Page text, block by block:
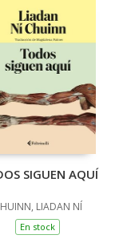
SIGUEN AQUÍ
LIADAN NÍ
En stock